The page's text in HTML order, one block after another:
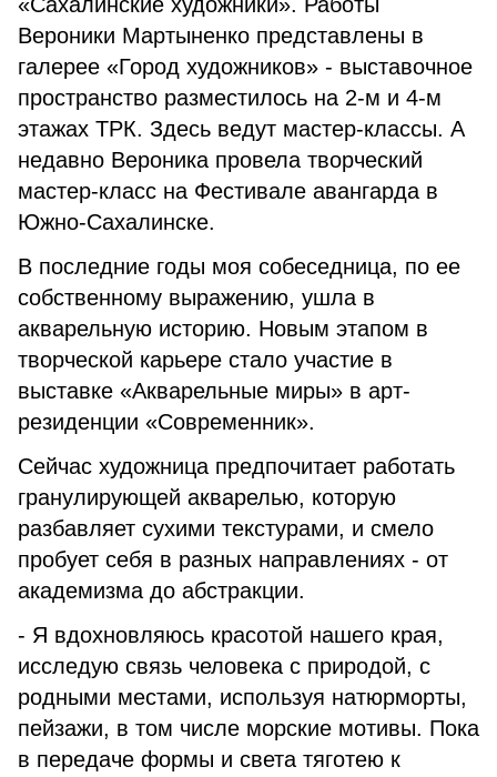
Вероники Мартыненко представлены в
галерее «Город художников» - выставочное
пространство разместилось на 2-м и 4-м
этажах ТРК. Здесь ведут мастер-классы. А
недавно Вероника провела творческий
мастер-класс на Фестивале авангарда в
Южно-Сахалинске.
В последние годы моя собеседница, по ее
собственному выражению, ушла в
акварельную историю. Новым этапом в
творческой карьере стало участие в
выставке «Акварельные миры» в арт-
резиденции «Современник».
Сейчас художница предпочитает работать
гранулирующей акварелью, которую
разбавляет сухими текстурами, и смело
пробует себя в разных направлениях - от
академизма до абстракции.
- Я вдохновляюсь красотой нашего края,
исследую связь человека с природой, с
родными местами, используя натюрморты,
пейзажи, в том числе морские мотивы. Пока
в передаче формы и света тяготею к